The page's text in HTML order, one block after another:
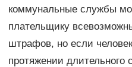
коммунальные службы
плательщику
штрафов, но если
протяжении длительного